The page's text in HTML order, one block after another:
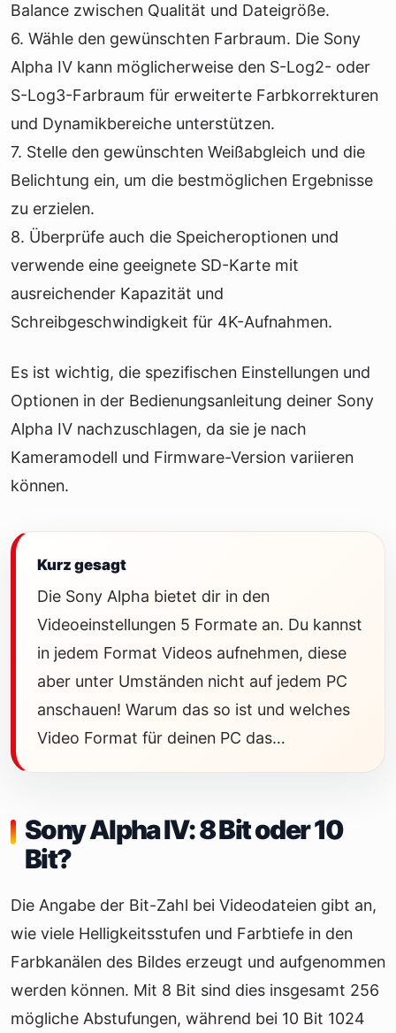
Balance zwischen Qualität und Dateigröße.
6. Wähle den gewünschten Farbraum. Die Sony
Alpha IV kann möglicherweise den S-Log2- oder
S-Log3-Farbraum für erweiterte Farbkorrekturen
und Dynamikbereiche unterstützen.
7. Stelle den gewünschten Weißabgleich und die
Belichtung ein, um die bestmöglichen Ergebnisse
zu erzielen.
8. Überprüfe auch die Speicheroptionen und
verwende eine geeignete SD-Karte mit
ausreichender Kapazität und
Schreibgeschwindigkeit für 4K-Aufnahmen.
Es ist wichtig, die spezifischen Einstellungen und
Optionen in der Bedienungsanleitung deiner Sony
Alpha IV nachzuschlagen, da sie je nach
Kameramodell und Firmware-Version variieren
können.
Kurz gesagt
Die Sony Alpha bietet dir in den
Videoeinstellungen 5 Formate an. Du kannst
in jedem Format Videos aufnehmen, diese
aber unter Umständen nicht auf jedem PC
anschauen! Warum das so ist und welches
Video Format für deinen PC das…
Sony Alpha IV: 8 Bit oder 10
Bit?
Die Angabe der Bit-Zahl bei Videodateien gibt an,
wie viele Helligkeitsstufen und Farbtiefe in den
Farbkanälen des Bildes erzeugt und aufgenommen
werden können. Mit 8 Bit sind dies insgesamt 256
mögliche Abstufungen, während bei 10 Bit 1024